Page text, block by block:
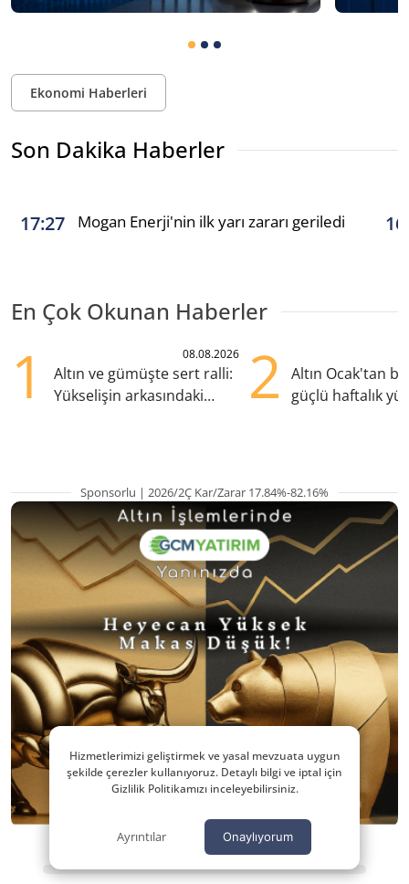
Ekonomi Haberleri
Son Dakika Haberler
17:27 Mogan Enerji'nin ilk yarı zararı geriledi
En Çok Okunan Haberler
1 08.08.2026
Altın ve gümüşte sert ralli:
Yükselişin arkasındaki
2
Altın Ocak'tan
güçlü haftalık
Sponsorlu | 2026/2Ç Kar/Zarar 17.84%-82.16%
Hizmetlerimizi geliştirmek ve yasal mevzuata uygun
şekilde çerezler kullanıyoruz. Detaylı bilgi ve iptal için
Gizlilik Politikamızı inceleyebilirsiniz.
Ayrıntılar Onaylıyorum